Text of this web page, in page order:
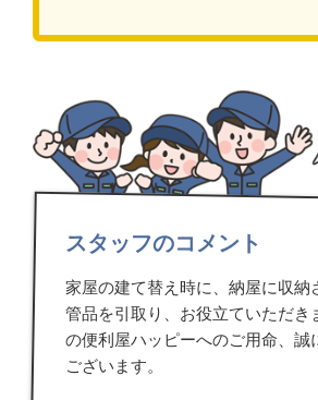
スタッフのコメント
家屋の建て替え時に、納屋に収納
管品を引取り、お役立ていただき
の便利屋ハッピーへのご用命、誠
ございます。